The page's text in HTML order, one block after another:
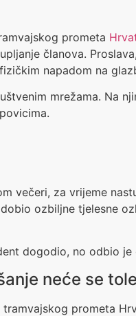
prometa
članova.
napadom na
mrežama. Na
večeri, za vrijeme
ozbiljne tjelesne
dogodio, no odbio
neće se
prometa